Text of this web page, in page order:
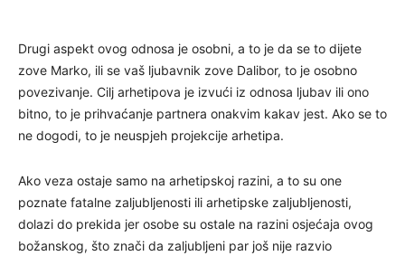
Drugi aspekt ovog odnosa je osobni, a to je da se to dijete
zove Marko, ili se vaš ljubavnik zove Dalibor, to je osobno
povezivanje. Cilj arhetipova je izvući iz odnosa ljubav ili ono
bitno, to je prihvaćanje partnera onakvim kakav jest. Ako se to
ne dogodi, to je neuspjeh projekcije arhetipa.
Ako veza ostaje samo na arhetipskoj razini, a to su one
poznate fatalne zaljubljenosti ili arhetipske zaljubljenosti,
dolazi do prekida jer osobe su ostale na razini osjećaja ovog
božanskog, što znači da zaljubljeni par još nije razvio